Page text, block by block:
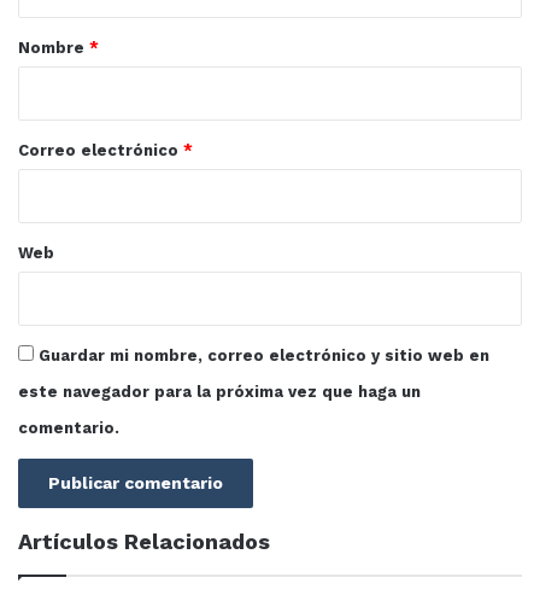
r
*
Nombre *
Correo electrónico *
Web
Guardar mi nombre, correo electrónico y sitio web en
este navegador para la próxima vez que haga un
comentario.
Artículos Relacionados